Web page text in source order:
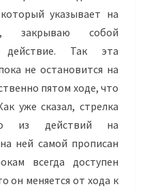
указывает на
закрываю собой
действие. Так эта
не остановится на
пятом ходе, что
уже сказал, стрелка
из действий на
ней самой прописан
всегда доступен
он меняется от хода к